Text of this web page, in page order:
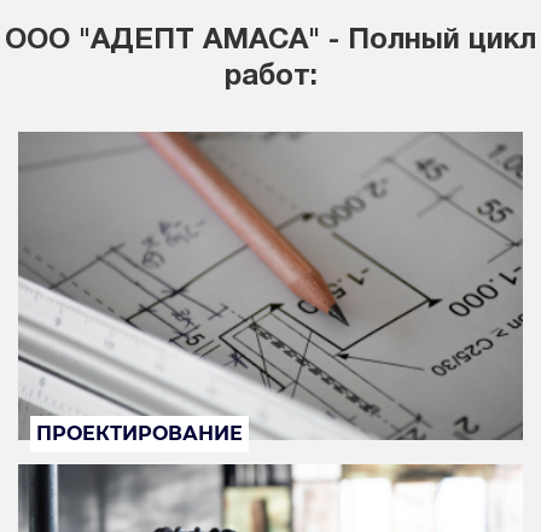
ООО "АДЕПТ АМАСА" - Полный цикл
работ:
ПРОЕКТИРОВАНИЕ